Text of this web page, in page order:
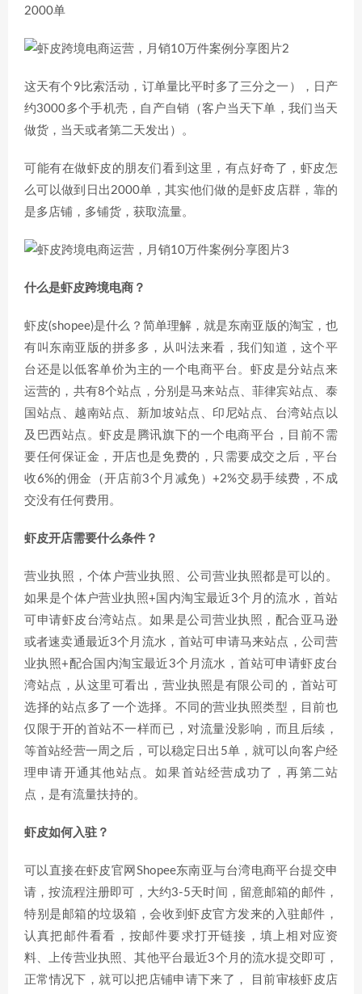
2000单
这天有个9比索活动，订单量比平时多了三分之一），日产
约3000多个手机壳，自产自销（客户当天下单，我们当天
做货，当天或者第二天发出）。
可能有在做虾皮的朋友们看到这里，有点好奇了，虾皮怎
么可以做到日出2000单，其实他们做的是虾皮店群，靠的
是多店铺，多铺货，获取流量。
什么是虾皮跨境电商？
虾皮(shopee)是什么？简单理解，就是东南亚版的淘宝，也
有叫东南亚版的拼多多，从叫法来看，我们知道，这个平
台还是以低客单价为主的一个电商平台。虾皮是分站点来
运营的，共有8个站点，分别是马来站点、菲律宾站点、泰
国站点、越南站点、新加坡站点、印尼站点、台湾站点以
及巴西站点。虾皮是腾讯旗下的一个电商平台，目前不需
要任何保证金，开店也是免费的，只需要成交之后，平台
收6%的佣金（开店前3个月减免）+2%交易手续费，不成
交没有任何费用。
虾皮开店需要什么条件？
营业执照，个体户营业执照、公司营业执照都是可以的。
如果是个体户营业执照+国内淘宝最近3个月的流水，首站
可申请虾皮台湾站点。如果是公司营业执照，配合亚马逊
或者速卖通最近3个月流水，首站可申请马来站点，公司营
业执照+配合国内淘宝最近3个月流水，首站可申请虾皮台
湾站点，从这里可看出，营业执照是有限公司的，首站可
选择的站点多了一个选择。不同的营业执照类型，目前也
仅限于开的首站不一样而已，对流量没影响，而且后续，
等首站经营一周之后，可以稳定日出5单，就可以向客户经
理申请开通其他站点。如果首站经营成功了，再第二站
点，是有流量扶持的。
虾皮如何入驻？
可以直接在虾皮官网Shopee东南亚与台湾电商平台提交申
请，按流程注册即可，大约3-5天时间，留意邮箱的邮件，
特别是邮箱的垃圾箱，会收到虾皮官方发来的入驻邮件，
认真把邮件看看，按邮件要求打开链接，填上相对应资
料、上传营业执照、其他平台最近3个月的流水提交即可，
正常情况下，就可以把店铺申请下来了， 目前审核虾皮店